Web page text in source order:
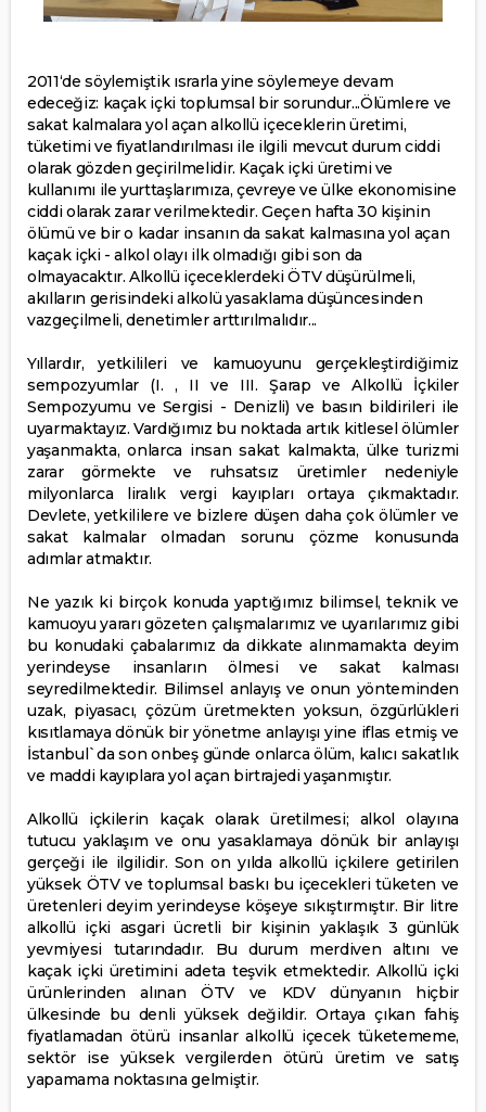
2011‘de söylemiştik ısrarla yine söylemeye devam
edeceğiz: kaçak içki toplumsal bir sorundur...Ölümlere ve
sakat kalmalara yol açan alkollü içeceklerin üretimi,
tüketimi ve fiyatlandırılması ile ilgili mevcut durum ciddi
olarak gözden geçirilmelidir. Kaçak içki üretimi ve
kullanımı ile yurttaşlarımıza, çevreye ve ülke ekonomisine
ciddi olarak zarar verilmektedir. Geçen hafta 30 kişinin
ölümü ve bir o kadar insanın da sakat kalmasına yol açan
kaçak içki - alkol olayı ilk olmadığı gibi son da
olmayacaktır. Alkollü içeceklerdeki ÖTV düşürülmeli,
akılların gerisindeki alkolü yasaklama düşüncesinden
vazgeçilmeli, denetimler arttırılmalıdır...
Yıllardır, yetkilileri ve kamuoyunu gerçekleştirdiğimiz
sempozyumlar (I. , II ve III. Şarap ve Alkollü İçkiler
Sempozyumu ve Sergisi - Denizli) ve basın bildirileri ile
uyarmaktayız. Vardığımız bu noktada artık kitlesel ölümler
yaşanmakta, onlarca insan sakat kalmakta, ülke turizmi
zarar görmekte ve ruhsatsız üretimler nedeniyle
milyonlarca liralık vergi kayıpları ortaya çıkmaktadır.
Devlete, yetkililere ve bizlere düşen daha çok ölümler ve
sakat kalmalar olmadan sorunu çözme konusunda
adımlar atmaktır.
Ne yazık ki birçok konuda yaptığımız bilimsel, teknik ve
kamuoyu yararı gözeten çalışmalarımız ve uyarılarımız gibi
bu konudaki çabalarımız da dikkate alınmamakta deyim
yerindeyse insanların ölmesi ve sakat kalması
seyredilmektedir. Bilimsel anlayış ve onun yönteminden
uzak, piyasacı, çözüm üretmekten yoksun, özgürlükleri
kısıtlamaya dönük bir yönetme anlayışı yine iflas etmiş ve
İstanbul`da son onbeş günde onlarca ölüm, kalıcı sakatlık
ve maddi kayıplara yol açan birtrajedi yaşanmıştır.
Alkollü içkilerin kaçak olarak üretilmesi; alkol olayına
tutucu yaklaşım ve onu yasaklamaya dönük bir anlayışı
gerçeği ile ilgilidir. Son on yılda alkollü içkilere getirilen
yüksek ÖTV ve toplumsal baskı bu içecekleri tüketen ve
üretenleri deyim yerindeyse köşeye sıkıştırmıştır. Bir litre
alkollü içki asgari ücretli bir kişinin yaklaşık 3 günlük
yevmiyesi tutarındadır. Bu durum merdiven altını ve
kaçak içki üretimini adeta teşvik etmektedir. Alkollü içki
ürünlerinden alınan ÖTV ve KDV dünyanın hiçbir
ülkesinde bu denli yüksek değildir. Ortaya çıkan fahiş
fiyatlamadan ötürü insanlar alkollü içecek tüketememe,
sektör ise yüksek vergilerden ötürü üretim ve satış
yapamama noktasına gelmiştir.